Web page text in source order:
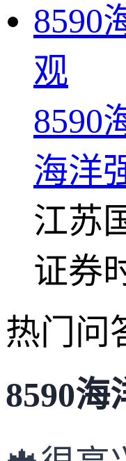
8590
观
8590
海洋
江苏
证券
热门问
8590海